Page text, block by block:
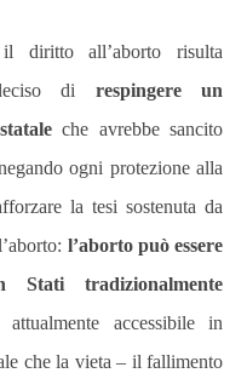
diritto all’aborto risulta
di respingere un
che avrebbe sancito
ogni protezione alla
la tesi sostenuta da
l’aborto può essere
tradizionalmente
accessibile in
che la vieta – il fallimento